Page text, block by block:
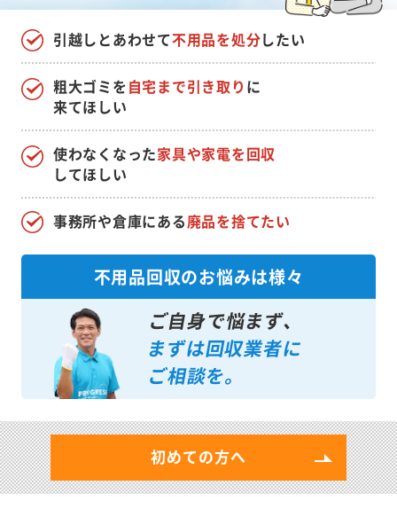
引越しとあわせて不用品を処分したい
使わなくなった家具や家電を回収
してほしい
粗大ゴミを自宅まで引き取り に
来てほしい
事務所や倉庫にある廃品を捨てたい
不用品回収のお悩みは様々
ご自身で悩まず、
まずは回収業者に
ご相談を。
初めての方へ